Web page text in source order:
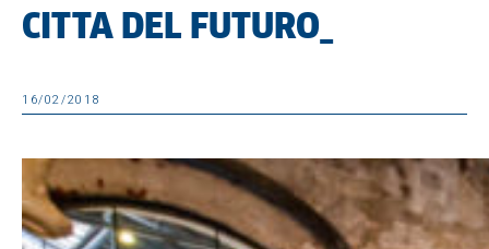
CITTA DEL FUTURO_
16/02/2018